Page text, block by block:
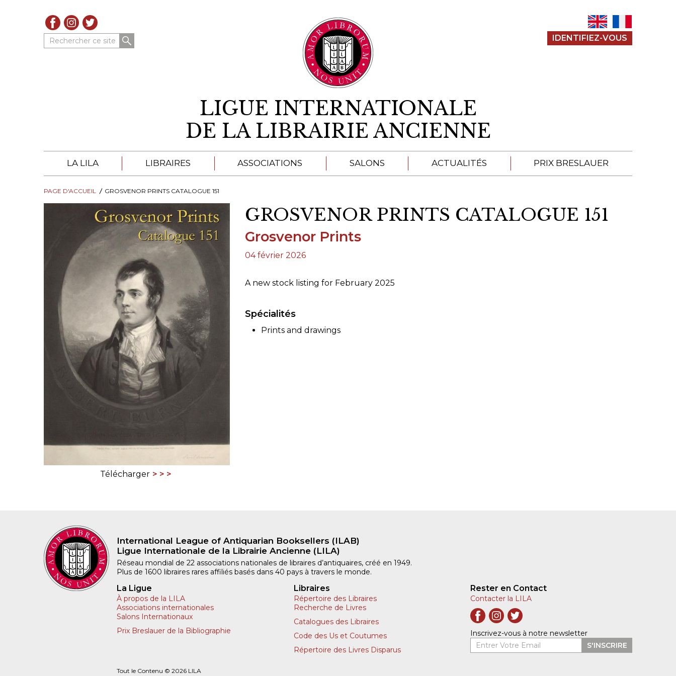
Rechercher ce site IDENTIFIEZ-VOUS
LIGUE INTERNATIONALE
DE LA LIBRAIRIE ANCIENNE
LA LILA
À PROPOS DE LA LILA
TROUVER UNE LIBRAIRIE
CONGRÈS & RÉUNIONS DE LA LILA
SALONS INTERNATIONAUX DE LA LILA
CODE ES US ET COUTUMES DE LA LILA
L'HISTOIRE DE LA LILA
ÉDUCATION & MENTORAT
VIDEOS AND RESSOURCES
COMITÉ DE LA LILA
LIBRAIRES
LIBRAIRES DE LA LILA
CATALOGUES
RECHERCHE DE LIVRES
RÉPERTOIRE DES LIBRAIRIES
ASSOCIATIONS SALONS ACTUALITÉS PRIX BRESLAUER
SOUMISSIONS 2026
PAGE D'ACCUEIL GROSVENOR PRINTS CATALOGUE 151
Télécharger
GROSVENOR PRINTS CATALOGUE 151
Grosvenor Prints
04 février 2026
A new stock listing for February 2025
Spécialités
Prints and drawings
International League of Antiquarian Booksellers (ILAB)
Ligue Internationale de la Librairie Ancienne (LILA)
Réseau mondial de 22 associations nationales de libraires d’antiquaires, créé en 1949.
Plus de 1600 libraires rares affiliés basés dans 40 pays à travers le monde.
La Ligue
À propos de la LILA
Associations internationales
Salons Internationaux
Prix Breslauer de la Bibliographie
Libraires
Répertoire des Libraires
Recherche de Livres
Catalogues des Libraires
Code des Us et Coutumes
Répertoire des Livres Disparus
Rester en Contact
Contacter la LILA
Inscrivez-vous à notre newsletter
Entrer Votre Email
S'INSCRIRE
Tout le Contenu © 2026 LILA